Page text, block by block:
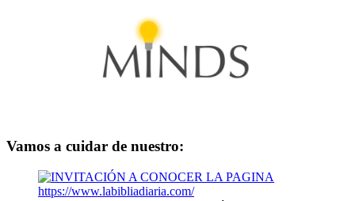
Vamos a cuidar de nuestro: